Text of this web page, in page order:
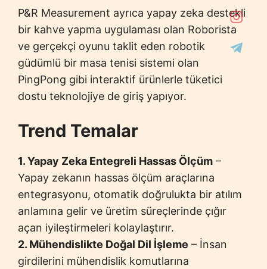
P&R Measurement ayrıca yapay zeka destekli
bir kahve yapma uygulaması olan Roborista
ve gerçekçi oyunu taklit eden robotik
güdümlü bir masa tenisi sistemi olan
PingPong gibi interaktif ürünlerle tüketici
dostu teknolojiye de giriş yapıyor.
Trend Temalar
1. Yapay Zeka Entegreli Hassas Ölçüm –
Yapay zekanın hassas ölçüm araçlarına
entegrasyonu, otomatik doğrulukta bir atılım
anlamına gelir ve üretim süreçlerinde çığır
açan iyileştirmeleri kolaylaştırır.
2. Mühendislikte Doğal Dil İşleme – İnsan
girdilerini mühendislik komutlarına